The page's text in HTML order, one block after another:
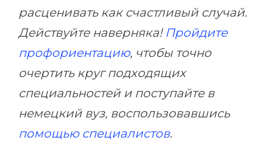
расценивать как счастливый случай.
Действуйте наверняка! Пройдите
профориентацию, чтобы точно
очертить круг подходящих
специальностей и поступайте в
немецкий вуз, воспользовавшись
помощью специалистов.